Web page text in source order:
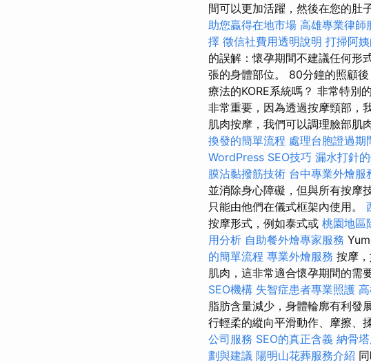
間可以更加活躍，然後在您的肚
助您贏得在地市場 高雄專業律師
擇 徵信社費用透明說明 打掃阿
的誤解：懷孕期間不建議任何形
張的身體部位。 80分鐘的照顧
療法的KORE系統嗎？ 非常特別
非常重要，因為透過按摩頸部，
肌肉按摩，我們可以調理臉部肌
換發的簡單流程 處理台胞證過期
WordPress SEO技巧 漏水打針
膜沾黏撥筋技術 台中專業外燴服
並消除身心障礙，但與所有按摩
只能由他們在儀式框架內使用。
按摩形式，例如泰式或 桃園地區
用分析 自助餐外燴專家服務
的簡單流程 專業外燴服務 按摩
肌肉，這非常適合懷孕期間的需
SEO機構 失智症患者專業照護
脂肪含量減少，身體輪廓有利發
行輕柔的縱向平滑動作、摩擦、
公司服務 SEO的真正含義 納骨
劃與建議 陽明山花葬服務介紹